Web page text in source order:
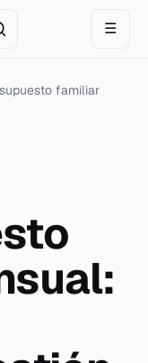
☰
familiar